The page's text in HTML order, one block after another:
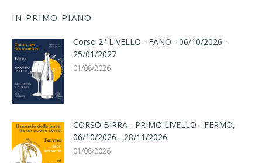
IN PRIMO PIANO
Corso 2° LIVELLO - FANO - 06/10/2026 -
25/01/2027
01/08/2026
CORSO BIRRA - PRIMO LIVELLO - FERMO,
06/10/2026 - 28/11/2026
01/08/2026